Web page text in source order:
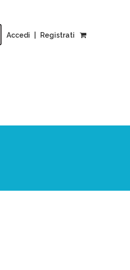
Accedi Registrati